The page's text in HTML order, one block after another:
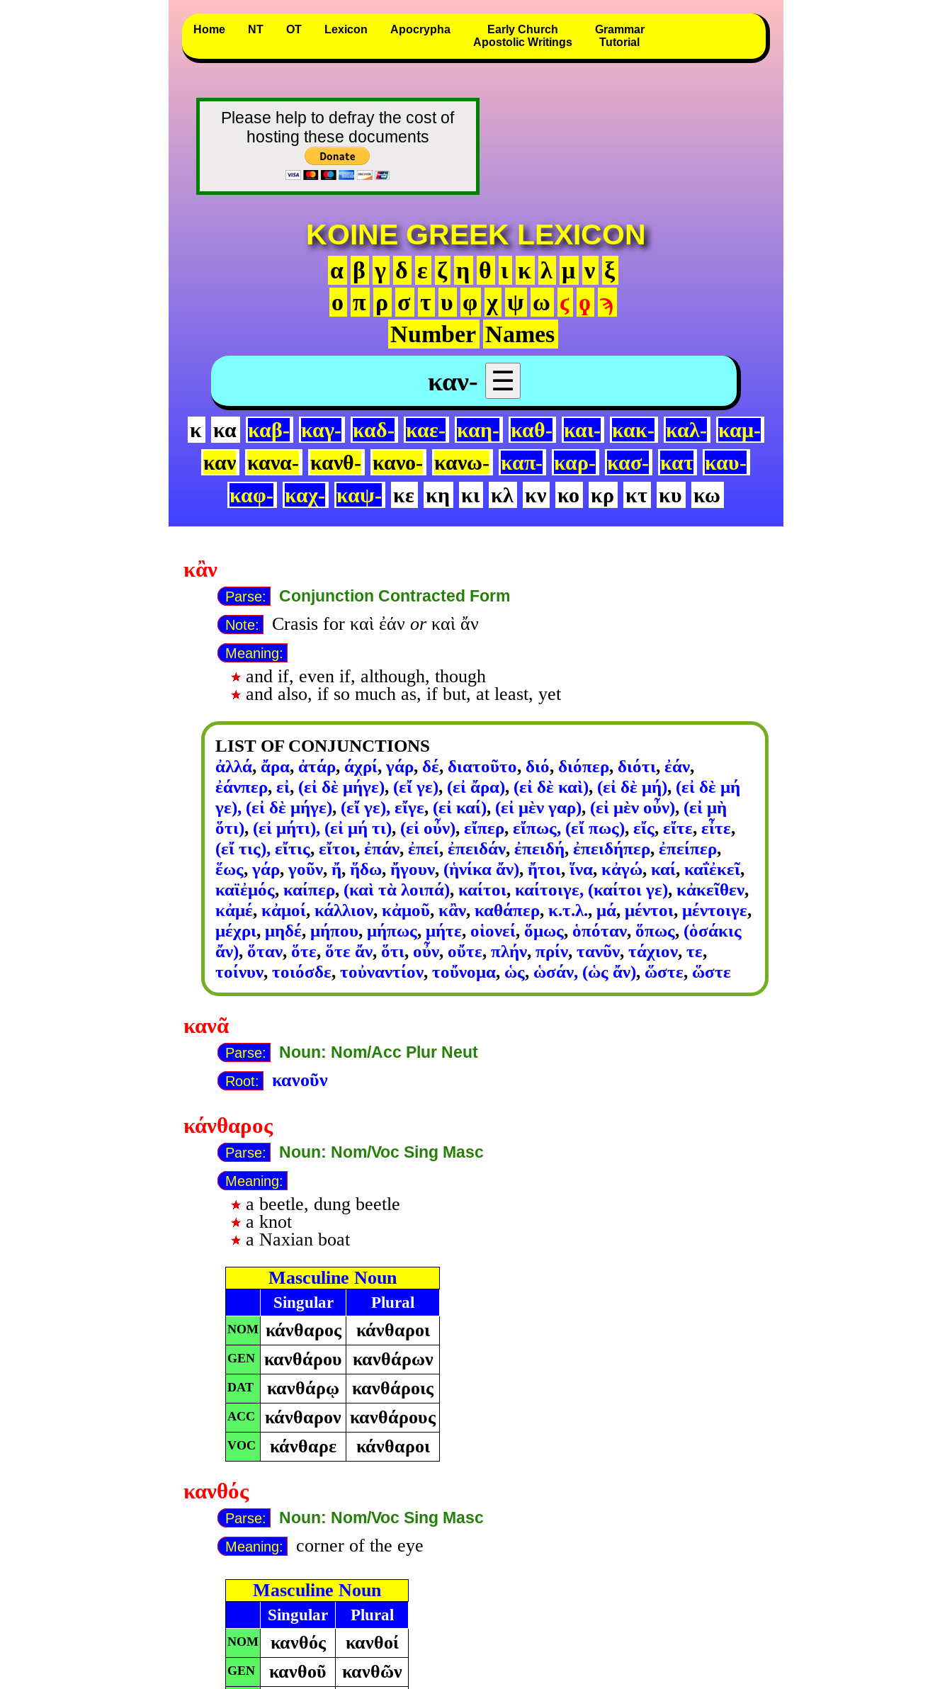
Home NT OT Lexicon Apocrypha
Early Church
Apostolic Writings
Grammar
Tutorial
Please help to defray the cost of
hosting these documents
KOINE GREEK LEXICON
α β γ δ ε ζ η θ ι κ λ μ ν ξ
ο π ρ σ τ υ φ χ ψ ω ϛ ϙ ϡ
Number Names
καν- ☰
κ κα καβ- καγ- καδ- καε- καη- καθ- και- κακ- καλ- καμ-
καν κανα- κανθ- κανο- κανω- καπ- καρ- κασ- κατ καυ-
καφ- καχ- καψ- κε κη κι κλ κν κο κρ κτ κυ κω
κἂν
Parse: Conjunction Contracted Form
Note: Crasis for καὶ ἐάν orκαὶ ἄν
Meaning:
and if, even if, although, though
and also, if so much as, if but, at least, yet
LIST OF CONJUNCTIONS
ἀλλά, ἄρα, ἀτάρ, άχρί,γάρ, δέ, διατοῦτο, διό, διόπερ, διότι, ἐάν,
ἐάνπερ, εἰ, (εἰ δὲ μήγε), (εἴ γε), (εἰ ἄρα), (εἰ δὲ καὶ), (εἰ δὲ μή), (εἰ δὲ μή
γε), (εἰ δὲ μήγε), (εἴ γε), εἴγε, (εἰ καί), (εἰ μὲν γαρ), (εἰ μὲν οὖν), (εἰ μὴ
ὅτι), (εἰ μήτι), (εἰ μή τι), (εἰ οὖν), εἴπερ, εἴπως, (εἴ πως), εἴς, εἴτε, εἶτε,
(εἴ τις), εἴτις, εἴτοι, ἐπάν, ἐπεί, ἐπειδάν, ἐπειδή, ἐπειδήπερ, ἐπείπερ,
ἕως,γάρ,γοῦν, ἤ, ἥδω, ἤγουν, (ἡνίκα ἄν), ἤτοι, ἵνα, κἀγώ, καί, καΐἐκεῖ,
καϊἐμός, καίπερ, (καὶ τὰ λοιπά), καίτοι, καίτοιγε, (καίτοι γε), κἀκεῖθεν,
κἀμέ, κἀμοί, κάλλιον, κἀμοῦ, κἂν, καθάπερ, κ.τ.λ., μά, μέντοι, μέντοιγε,
μέχρι, μηδέ, μήπου, μήπως, μήτε, οἱονεί, ὅμως, ὁπόταν, ὅπως, (ὁσάκις
ἄν), ὅταν, ὅτε, ὅτε ἄν, ὅτι, οὖν, οὔτε, πλήν, πρίν, τανῦν, τάχιον, τε,
τοίνυν, τοιόσδε, τοὐναντίον, τοὔνομα, ὡς, ὡσάν, (ὡς ἄν), ὥστε, ὥστε
κανᾶ
Parse: Noun: Nom/Acc Plur Neut
Root: κανοῦν
κάνθαρος
Parse: Noun: Nom/Voc Sing Masc
Meaning:
a beetle, dung beetle
a knot
a Naxian boat
Masculine Noun
Singular Plural
NOM κάνθαρος κάνθαροι
GEN κανθάρου κανθάρων
DAT κανθάρῳ κανθάροις
ACC κάνθαρον κανθάρους
VOC κάνθαρε κάνθαροι
κανθός
Parse: Noun: Nom/Voc Sing Masc
Meaning: corner of the eye
Masculine Noun
Singular Plural
NOM κανθός κανθοί
GEN κανθοῦ κανθῶν